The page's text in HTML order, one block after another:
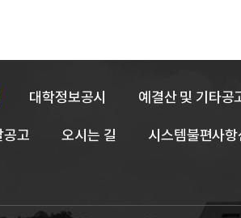
대학정보공시 예결산 및 기타공
공고 오시는 길 시스템불편사